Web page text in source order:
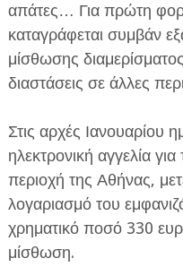
ΔΙΕΘΝΗ
ΕΦΗΜΕΡΙΔΑ Η ΠΑΡΓΑ
ΠΛΗΡΟΦΟΡΙΕΣ
απάτες… Για πρώτη
καταγράφεται συμβάν
μίσθωσης
διαστάσεις σε άλλες
Στις αρχές Ιανουαρίου
ηλεκτρονική αγγελία
περιοχή της Αθήνας,
λογαριασμό του
χρηματικό ποσό 330
μίσθωση.